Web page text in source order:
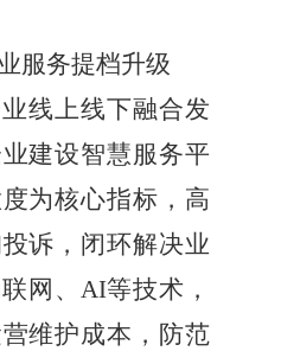
服务提档升级
线上线下融合发
建设智慧服务平
为核心指标，高
诉，闭环解决业
网、 AI等技术，
维护成本，防范